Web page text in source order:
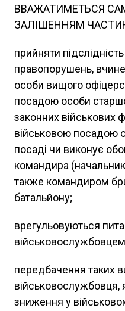
ВВАЖАТИМЕТЬСЯ
ЗАЛІШЕННЯМ
прийняти
правопорушень,
особи вищого
посадою особи
законних військових
військовою посадою
посаді чи виконує
командира
также командиром
батальйону;
врегульовуються
передбачення таких
військовослужбовця,
зниження у